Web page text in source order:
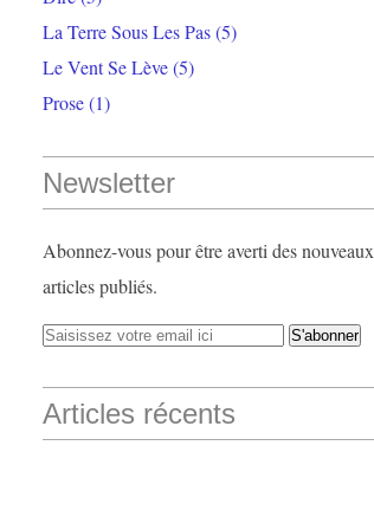
La Terre Sous Les Pas(5)
Le Vent Se Lève(5)
Prose(1)
Newsletter
Abonnez-vous pour être averti des nouveaux
articles publiés.
Articles récents